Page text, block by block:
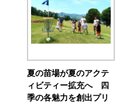
夏の苗場が夏のアクテ
ィビティー拡充へ 四
季の各魅力を創出プリ